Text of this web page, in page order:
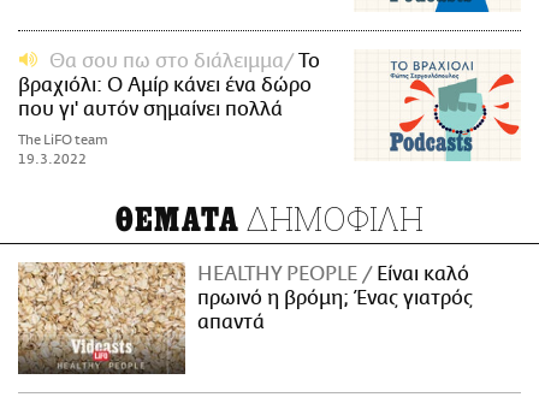
Θα σου πω στο διάλειμμα
Το
βραχιόλι: Ο Αμίρ κάνει ένα δώρο
που γι' αυτόν σημαίνει πολλά
The LiFO team
19.3.2022
ΘΕΜΑΤΑ ΔΗΜΟΦΙΛΗ
HEALTHY PEOPLE
Είναι καλό
πρωινό η βρόμη; Ένας γιατρός
απαντά